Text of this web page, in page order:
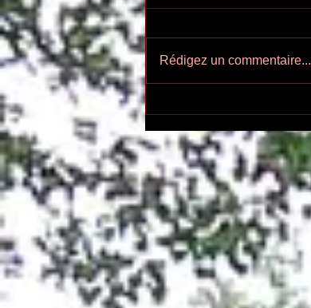
Ecoutez-voir n°55
Rédigez un commentaire...